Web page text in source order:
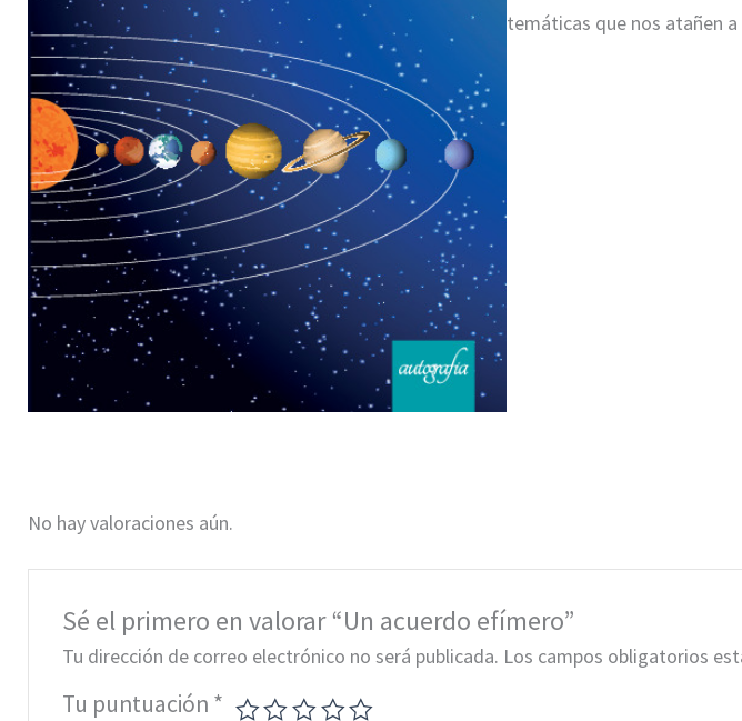
temáticas que nos atañen
No hay valoraciones aún.
Sé el primero en valorar “Un acuerdo efímero”
Tu dirección de correo electrónico no será publicada. Los campos obligatorios
Tu puntuación *